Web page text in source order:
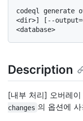
codeql generate
<dir>] [--
Description
[내부 처리] 오버레
changes 의 옵션에